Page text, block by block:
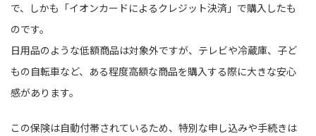
で、しかも「イオンカードによるクレジット決済」で購入したも
のです。
日用品のような低額商品は対象外ですが、テレビや冷蔵庫、子ど
もの自転車など、ある程度高額な商品を購入する際に大きな安心
感があります。
この保険は自動付帯されているため、特別な申し込みや手続きは